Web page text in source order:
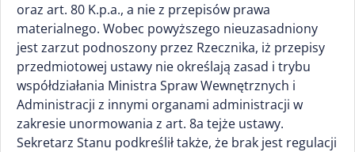
oraz art. 80 K.p.a., a nie z przepisów prawa
materialnego. Wobec powyższego nieuzasadniony
jest zarzut podnoszony przez Rzecznika, iż przepisy
przedmiotowej ustawy nie określają zasad i trybu
współdziałania Ministra Spraw Wewnętrznych i
Administracji z innymi organami administracji w
zakresie unormowania z art. 8a tejże ustawy.
Sekretarz Stanu podkreślił także, że brak jest regulacji